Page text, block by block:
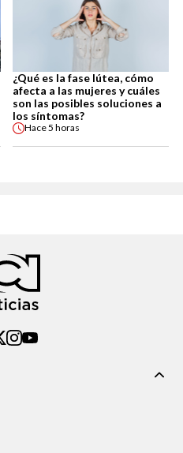
¿Qué es la fase lútea, cómo
afecta a las mujeres y cuáles
son las posibles soluciones a
los síntomas?
Hace5 horas